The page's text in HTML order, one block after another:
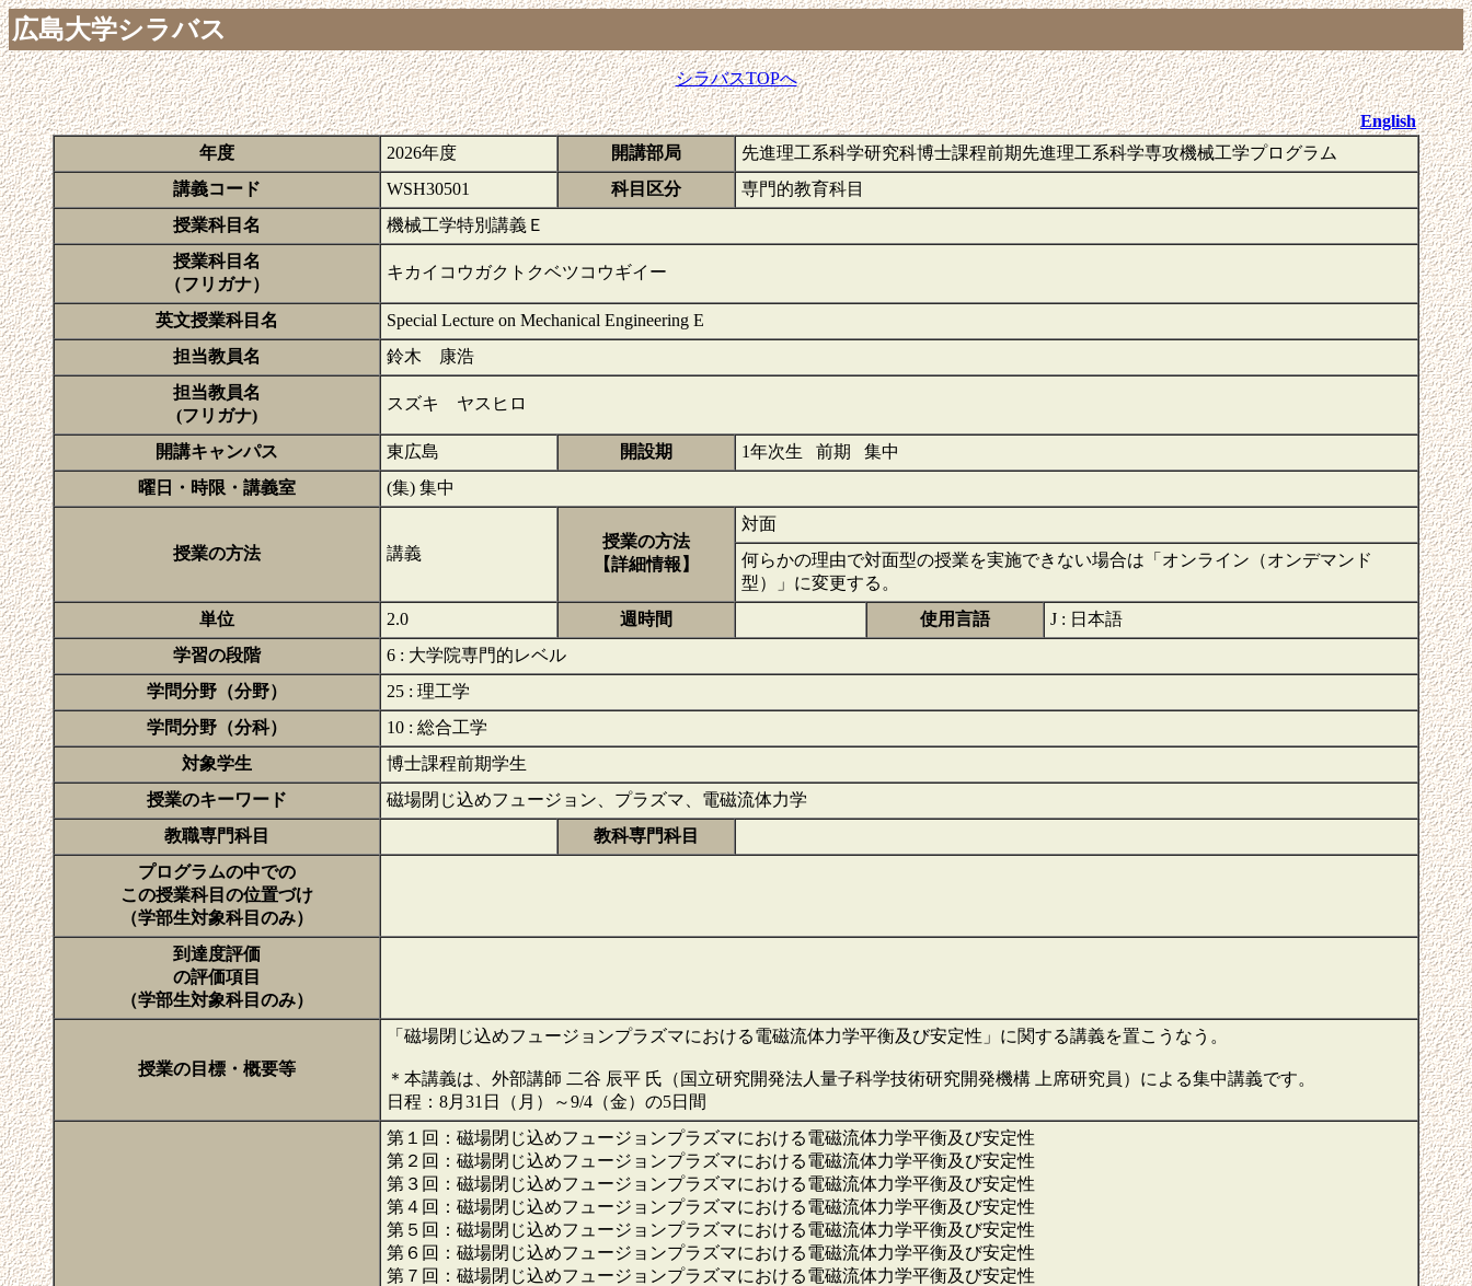
広島大学シラバス
シラバスTOPへ
English
年度
2026年度 開講部局
先進理工系科学研究科博士課程前期先進理工系科学専攻機械工学プログラム
講義コード
WSH30501 科目区分
専門的教育科目
授業科目名
機械工学特別講義Ｅ
授業科目名
（フリガナ）
キカイコウガクトクベツコウギイー
英文授業科目名
Special Lecture on Mechanical Engineering E
担当教員名
鈴木 康浩
担当教員名
(フリガナ)
スズキ ヤスヒロ
開講キャンパス 東広島 開設期
1年次生 前期 集中
曜日・時限・講義室
(集) 集中
授業の方法 講義
授業の方法
【詳細情報】
対面
何らかの理由で対面型の授業を実施できない場合は「オンライン（オンデマンド
型）」に変更する。
単位
2.0 週時間 使用言語
J : 日本語
学習の段階
6 : 大学院専門的レベル
学問分野（分野）
25 : 理工学
学問分野（分科）
10 : 総合工学
対象学生
博士課程前期学生
授業のキーワード
磁場閉じ込めフュージョン、プラズマ、電磁流体力学
教職専門科目
教科専門科目
プログラムの中での
この授業科目の位置づけ
（学部生対象科目のみ）
到達度評価
の評価項目
（学部生対象科目のみ）
授業の目標・概要等
「磁場閉じ込めフュージョンプラズマにおける電磁流体力学平衡及び安定性」に関する講義を置こうなう。
＊本講義は、外部講師 二谷 辰平 氏（国立研究開発法人量子科学技術研究開発機構 上席研究員）による集中講義です。
日程：8月31日（月）～9/4（金）の5日間
第１回：磁場閉じ込めフュージョンプラズマにおける電磁流体力学平衡及び安定性
第２回：磁場閉じ込めフュージョンプラズマにおける電磁流体力学平衡及び安定性
第３回：磁場閉じ込めフュージョンプラズマにおける電磁流体力学平衡及び安定性
第４回：磁場閉じ込めフュージョンプラズマにおける電磁流体力学平衡及び安定性
第５回：磁場閉じ込めフュージョンプラズマにおける電磁流体力学平衡及び安定性
第６回：磁場閉じ込めフュージョンプラズマにおける電磁流体力学平衡及び安定性
第７回：磁場閉じ込めフュージョンプラズマにおける電磁流体力学平衡及び安定性